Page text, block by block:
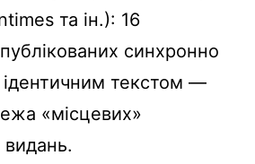
та ін.): 16
синхронно
ідентичним текстом —
«місцевих»